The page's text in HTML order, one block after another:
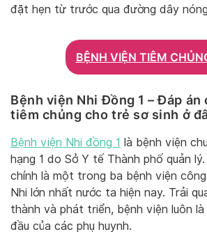
đặt hẹn từ trước qua đường dây
BỆNH VIỆN TIÊM
Bệnh viện Nhi Đồng 1 – Đáp án
tiêm chủng cho trẻ sơ sinh ở
Bệnh viện Nhi đồng 1 là bệnh viện
hạng 1 do Sở Y tế Thành phố quản
chính là một trong ba bệnh viện
Nhi lớn nhất nước ta hiện nay. Trải
thành và phát triển, bệnh viện luôn
đầu của các phụ huynh.